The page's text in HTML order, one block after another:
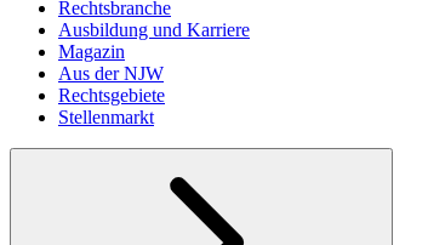
Rechtsbranche
Ausbildung und Karriere
Magazin
Aus der NJW
Rechtsgebiete
Stellenmarkt